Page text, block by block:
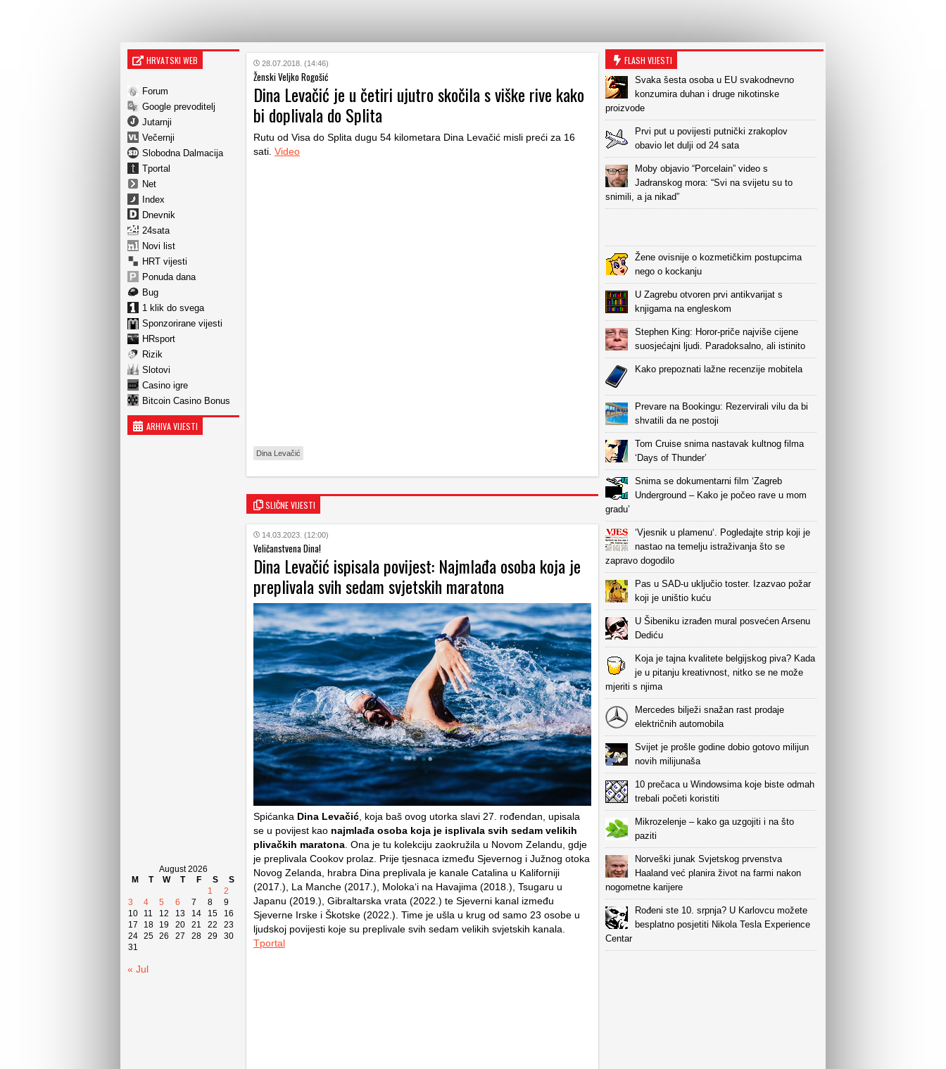
HRVATSKI WEB
Forum
Google prevoditelj
Jutarnji
Večernji
Slobodna Dalmacija
Tportal
Net
Index
Dnevnik
24sata
Novi list
HRT vijesti
Ponuda dana
Bug
1 klik do svega
Sponzorirane vijesti
HRsport
Rizik
Slotovi
Casino igre
Bitcoin Casino Bonus
ARHIVA VIJESTI
August 2026
M
T W T F S
S
1
2
3
4 5 6 7 8
9
10
11 12 13 14 15
16
17
18 19 20 21 22
23
24 25 26 27 28 29
30
31
« Jul
28.07.2018. (14:46)
Ženski Veljko Rogošić
Dina Levačić je u četiri ujutro skočila s viške rive kako
bi doplivala do Splita
Rutu od Visa do Splita dugu 54 kilometara Dina Levačić misli preći za 16
sati. Video
Dina Levačić
SLIČNE VIJESTI
14.03.2023. (12:00)
Veličanstvena Dina!
Dina Levačić ispisala povijest: Najmlađa osoba koja je
preplivala svih sedam svjetskih maratona
Spićanka Dina Levačić , koja baš ovog utorka slavi 27. rođendan, upisala
se u povijest kao najmlađa osoba koja je isplivala svih sedam velikih
plivačkih maratona . Ona je tu kolekciju zaokružila u Novom Zelandu, gdje
je preplivala Cookov prolaz. Prije tjesnaca između Sjevernog i Južnog otoka
Novog Zelanda, hrabra Dina preplivala je kanale Catalina u Kaliforniji
(2017.), La Manche (2017.), Molokaʻi na Havajima (2018.), Tsugaru u
Japanu (2019.), Gibraltarska vrata (2022.) te Sjeverni kanal između
Sjeverne Irske i Škotske (2022.). Time je ušla u krug od samo 23 osobe u
ljudskoj povijesti koje su preplivale svih sedam velikih svjetskih kanala.
Tportal
FLASH VIJESTI
Svaka šesta osoba u EU svakodnevno
konzumira duhan i druge nikotinske
proizvode
Prvi put u povijesti putnički zrakoplov
obavio let dulji od 24 sata
Moby objavio “Porcelain” video s
Jadranskog mora: “Svi na svijetu su to
snimili, a ja nikad”
Žene ovisnije o kozmetičkim postupcima
nego o kockanju
U Zagrebu otvoren prvi antikvarijat s
knjigama na engleskom
Stephen King: Horor-priče najviše cijene
suosjećajni ljudi. Paradoksalno, ali istinito
Kako prepoznati lažne recenzije mobitela
Prevare na Bookingu: Rezervirali vilu da bi
shvatili da ne postoji
Tom Cruise snima nastavak kultnog filma
‘Days of Thunder’
Snima se dokumentarni film ‘Zagreb
Underground – Kako je počeo rave u mom
gradu’
‘Vjesnik u plamenu‘. Pogledajte strip koji je
nastao na temelju istraživanja što se
zapravo dogodilo
Pas u SAD-u uključio toster. Izazvao požar
koji je uništio kuću
U Šibeniku izrađen mural posvećen Arsenu
Dediću
Koja je tajna kvalitete belgijskog piva? Kada
je u pitanju kreativnost, nitko se ne može
mjeriti s njima
Mercedes bilježi snažan rast prodaje
električnih automobila
Svijet je prošle godine dobio gotovo milijun
novih milijunaša
10 prečaca u Windowsima koje biste odmah
trebali početi koristiti
Mikrozelenje – kako ga uzgojiti i na što
paziti
Norveški junak Svjetskog prvenstva
Haaland već planira život na farmi nakon
nogometne karijere
Rođeni ste 10. srpnja? U Karlovcu možete
besplatno posjetiti Nikola Tesla Experience
Centar